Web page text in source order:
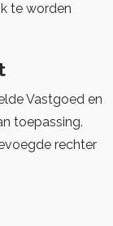
te worden
Vastgoed en
toepassing.
rechter